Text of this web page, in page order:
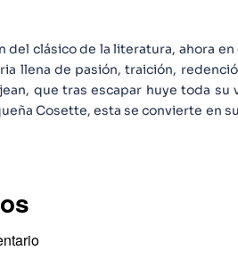
del clásico de la literatura, ahora
llena de pasión, traición,
que tras escapar huye toda
Cosette, esta se convierte en